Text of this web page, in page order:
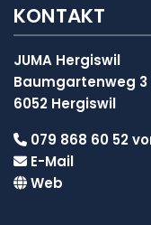
KONTAKT
JUMA Hergiswil
Baumgartenweg 3
6052 Hergiswil
079 868 60 52
E-Mail
Web